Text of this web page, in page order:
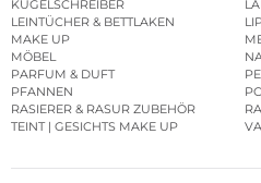
KUGELSCHREIBER
LEINTÜCHER & BETTLAKEN
MAKE UP
MÖBEL
PARFUM & DUFT
PFANNEN
RASIERER & RASUR ZUBEHÖR
TEINT | GESICHTS MAKE UP